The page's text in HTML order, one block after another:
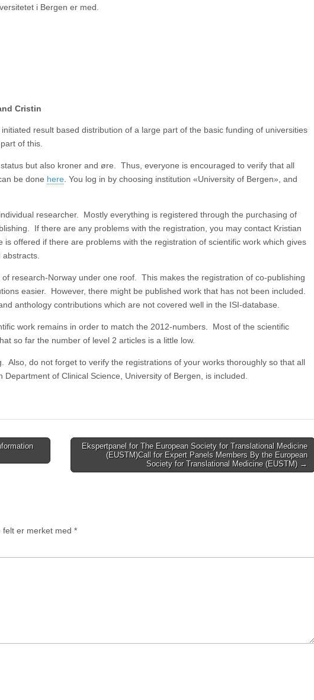
i Bergen er med.
Cristin
result based distribution of a large part of the basic funding of universities
of this.
but also kroner and øre. Thus, everyone is encouraged to verify that all
be done here. You log in by choosing institution «University of Bergen», and
researcher. Mostly everything is registered through the purchasing of
If there are any problems with the registration, you may contact Kristian
is offered if there are problems with the registration of scientific work which gives
research-Norway under one roof. This makes the registration of co-publishing
easier. However, there might be published work that has not been included.
anthology contributions which are not covered well in the ISI-database.
work remains in order to match the 2012-numbers. Most of the scientific
so far the number of level 2 articles is a little low.
do not forget to verify the registrations of your works thoroughly so that all
of Clinical Science, University of Bergen, is included.
Ekspertpanel for The European Society for Translational Medicine
(EUSTM)Call for Expert Panels Members By the European
Society for Translational Medicine (EUSTM)→
felt er merket med *